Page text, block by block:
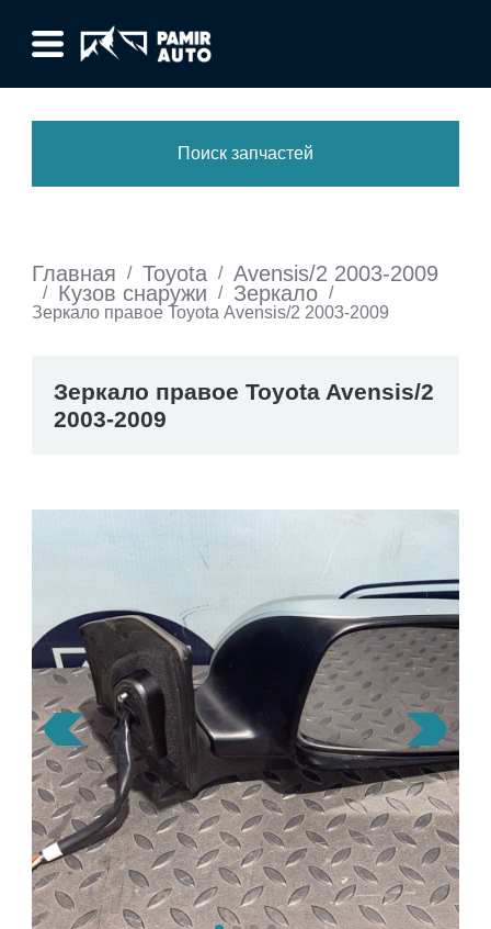
Поиск запчастей
Главная / Toyota / Avensis/2 2003-2009
/ Кузов снаружи / Зеркало /
Зеркало правое Toyota Avensis/2 2003-2009
Зеркало правое Toyota Avensis/2
2003-2009